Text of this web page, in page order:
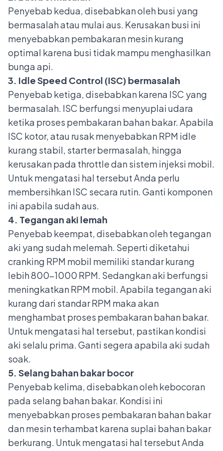
Penyebab kedua, disebabkan olehbusi yang
bermasalahatau mulai aus. Kerusakan busi ini
menyebabkan pembakaran mesin kurang
optimal karena busi tidak mampu menghasilkan
bunga api.
3. Idle Speed Control (ISC) bermasalah
Penyebab ketiga, disebabkan karena ISC yang
bermasalah. ISC berfungsi menyuplai udara
ketika proses pembakaran bahan bakar. Apabila
ISC kotor, atau rusak menyebabkan RPM idle
kurang stabil, starter bermasalah, hingga
kerusakan pada throttle dan sistem injeksi mobil.
Untuk mengatasi hal tersebut Anda perlu
membersihkan ISC secara rutin. Ganti komponen
ini apabila sudah aus.
4. Tegangan aki lemah
Penyebab keempat, disebabkan oleh tegangan
aki yang sudah melemah. Seperti diketahui
cranking RPM mobil memiliki standar kurang
lebih 800-1000 RPM. Sedangkan aki berfungsi
meningkatkan RPM mobil. Apabila tegangan aki
kurang dari standar RPM maka akan
menghambat proses pembakaran bahan bakar.
Untuk mengatasi hal tersebut, pastikan kondisi
aki selalu prima. Ganti segera apabila aki sudah
soak.
5. Selang bahan bakar bocor
Penyebab kelima, disebabkan oleh kebocoran
pada selang bahan bakar. Kondisi ini
menyebabkan proses pembakaran bahan bakar
dan mesin terhambat karena suplai bahan bakar
berkurang. Untuk mengatasi hal tersebut Anda